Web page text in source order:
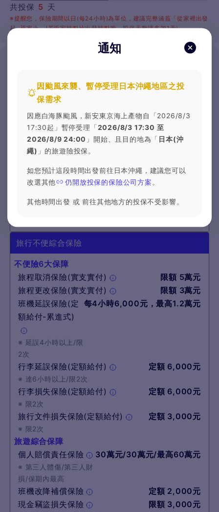
共投保 5 天
※提醒您，保險期間以日(每24小時)為單位，建議完整涵蓋「從家裡出發
起~返家止」(若返家時點比出發時點晚，投保天數請多加1天)。
保險金額
旅行平安保險
意外身故/失能保險
800萬元
傷害醫療保險(實支實付)
食物中毒慰問保險金
定額 3,000元/次
海外突發疾病(不含法定傳染病)
門診醫療保險金
最高 7,200元
旅行不便綜合保險
不便險6大保障
旅程取消保險(實支實付)
限額 5萬元
旅程更改保險(實支實付)
限額 3萬元
班機延誤保險(定
額給付-累進式)
※ 延誤4小時以上/限
2次
每4小時6,000元，最高1.2萬元
行李延誤保險(定額給付)
※ 達6小時以上/限2次
定額 6,000元
行李損失保險(定額給付)
※ 限2次
定額 6,000元
旅行文件損失保險(定額給付)
※ 限2次
定額 3,000元
旅遊綜合保障
個人賠償責任保險
※ 第三人體傷/第三人財
損/保期內最高
30萬元/30萬元/最高60萬元
班機改降補償保險
定額 2,000元
現金竊盜損失保險
限額 3,000元
通知
因颱風來襲、暫停受理日本沖繩地區之投
保需求
因應白海豚颱風，新安東京海上產物自「2026/8/3
17:30起」暫停受理「2026/8/3 17:30 至
2026/8/9 24:00 」開始、且目的地為「 日本(沖
繩) 」的旅遊險投保。
如您預計這段時間出發前往日本沖繩，建議您可以
改選其他
仍開放投保的保險公司方案
其他時間出發 或 前往其他地方的投保不受影響。